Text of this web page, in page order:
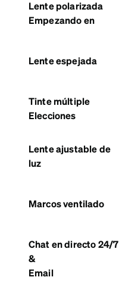
Lente polarizada
Empezando en
Lente espejada
Tinte múltiple
Elecciones
Lente ajustable de
luz
Marcos ventilado
Chat en directo 24/7
&
Email